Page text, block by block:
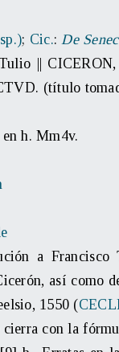
; Cic.:De
||
(título
h. Mm4v.
a Francisco
así como
1550 (
cierra con la